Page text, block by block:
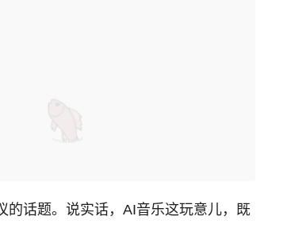
的话题。说实话，AI音乐这玩意儿，既